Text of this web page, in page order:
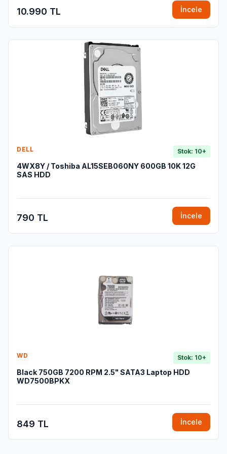
10.990 TL İncele
DELL Stok: 10+
4WX8Y / Toshiba AL15SEB060NY 600GB 10K 12G
SAS HDD
790 TL İncele
WD Stok: 10+
Black 750GB 7200 RPM 2.5" SATA3 Laptop HDD
WD7500BPKX
849 TL İncele